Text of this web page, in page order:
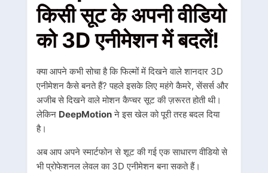
किसी सूट के अपनी वीडियो
को 3D एनीमेशन में बदलें!
क्या आपने कभी सोचा है कि फिल्मों में दिखने वाले शानदार 3D
एनीमेशन कैसे बनते हैं? पहले इसके लिए महंगे कैमरे, सेंसर्स और
अजीब से दिखने वाले मोशन कैप्चर सूट की ज़रूरत होती थी।
लेकिन DeepMotionने इस खेल को पूरी तरह बदल दिया
है।
अब आप अपने स्मार्टफोन से शूट की गई एक साधारण वीडियो से
भी प्रोफेशनल लेवल का 3D एनीमेशन बना सकते हैं।